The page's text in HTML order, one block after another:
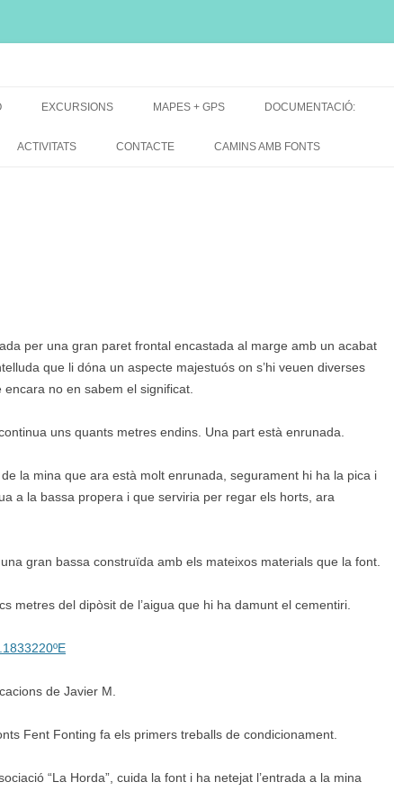
EXCURSIONS
DE GRUP
MAPES + GPS
MAPES EXCURSIONS
DOCUMENTACIÓ:
ACTIVITATS CONTACTE CAMINS AMB FONTS
per una gran paret frontal encastada al marge amb un acabat
que li dóna un aspecte majestuós on s’hi veuen diverses
no en sabem el significat.
uns quants metres endins. Una part està enrunada.
la mina que ara està molt enrunada, segurament hi ha la pica i
a la bassa propera i que serviria per regar els horts, ara
gran bassa construïda amb els mateixos materials que la font.
metres del dipòsit de l’aigua que hi ha damunt el cementiri.
de Javier M.
Fent Fonting fa els primers treballs de condicionament.
“La Horda”, cuida la font i ha netejat l’entrada a la mina